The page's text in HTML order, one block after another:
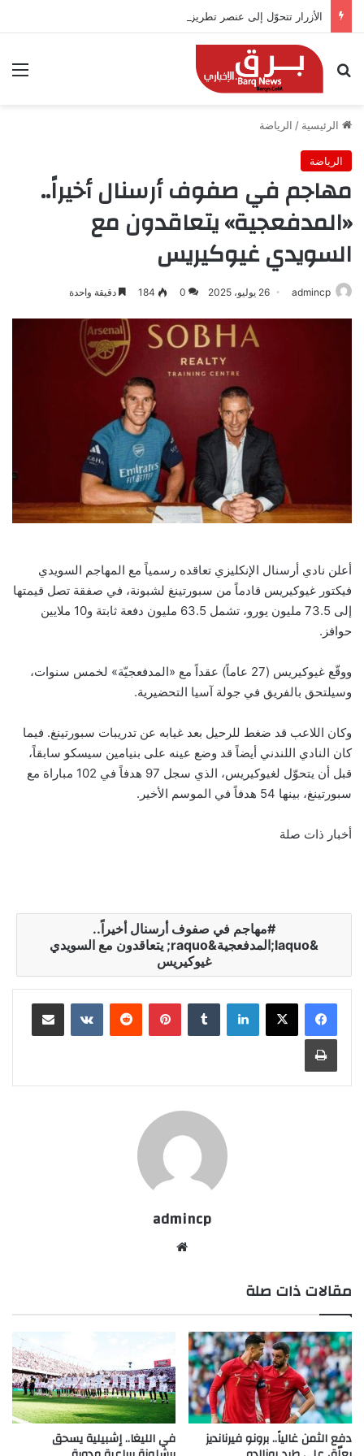
الأزرار تتحوّل إلى عنصر تطريز.. صيحة مبتكرة تزين أزياء 2026
بحث عن
الرئيسية / الرياضة
الرياضة
مهاجم في صفوف أرسنال أخيراً..
«المدفعجية» يتعاقدون مع
السويدي غيوكيريس
admincp 26 يوليو، 2025 0
184 دقيقة واحدة
أعلن نادي أرسنال الإنكليزي تعاقده رسمياً مع المهاجم السويدي
فيكتور غيوكيريس قادماً من سبورتينغ لشبونة، في صفقة تصل قيمتها
إلى 73.5 مليون يورو، تشمل 63.5 مليون دفعة ثابتة و10 ملايين
حوافز.
ووقّع غيوكيريس (27 عاماً) عقداً مع «المدفعجيّة» لخمس سنوات،
وسيلتحق بالفريق في جولة آسيا التحضيرية.
وكان اللاعب قد ضغط للرحيل بعد غيابه عن تدريبات سبورتينغ. فيما
كان النادي اللندني أيضاً قد وضع عينه على بنيامين سيسكو سابقاً،
قبل أن يتحوّل لغيوكيريس، الذي سجل 97 هدفاً في 102 مباراة مع
سبورتينغ، بينها 54 هدفاً في الموسم الأخير.
أخبار ذات صلة
مهاجم في صفوف أرسنال أخيراً..
&laquo;المدفعجية&raquo; يتعاقدون مع السويدي
غيوكيريس
لينكدإن بينتيريست
admincp
مقالات ذات صلة
دفع الثمن غالياً.. برونو فيرنانديز في الليغا.. إشبيلية يسحق